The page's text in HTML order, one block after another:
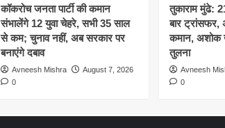
कॉकरोच जनता पार्टी की कमान
संभालेंगे 12 युवा चेहरे, सभी 35 साल
से कम; चुनाव नहीं, अब सरकार पर
बनाएंगे दबाव
Avneesh Mishra
August 7, 2026
0
तुकाराम मुंढे:
बार ट्रांसफर,
कमान, अशोक
तुलना
Avneesh
0